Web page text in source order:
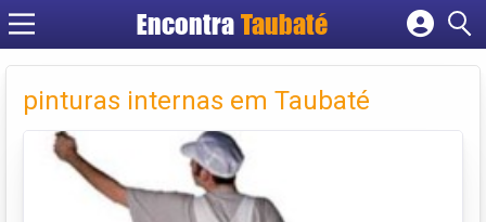
EncontraTaubaté
Cadastrar empresa
Criar conta
pinturas internas em Taubaté